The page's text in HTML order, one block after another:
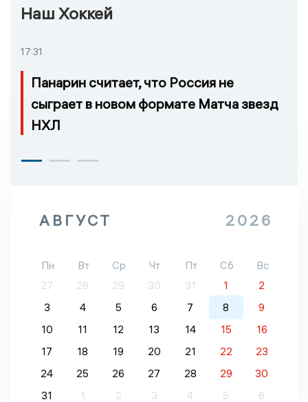
Наш Хоккей
17:31
Панарин считает, что Россия не
сыграет в новом формате Матча звезд
НХЛ
АВГУСТ 2026
Пн Вт Ср Чт Пт Сб
Вс
27
28 29 30 31 1
2
3
4 5 6 7 8
9
10
11 12 13 14 15
16
17
18 19 20 21 22
23
24
25 26 27 28 29
30
31
1 2 3 4 5 6